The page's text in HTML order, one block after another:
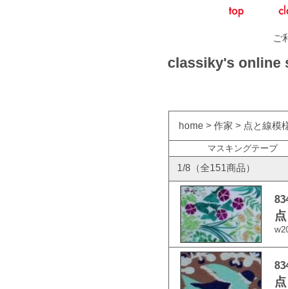
ご
classiky's online
home > 作家 > 点と線模
マスキングテープ
1/8（全151商品）